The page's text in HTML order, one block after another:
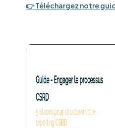
👉Téléchargez notre